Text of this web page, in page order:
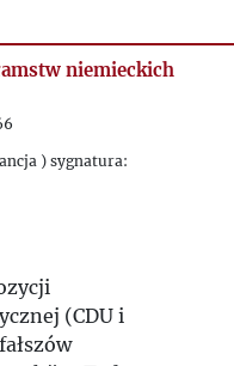
niemieckich
) sygnatura:
(CDU i